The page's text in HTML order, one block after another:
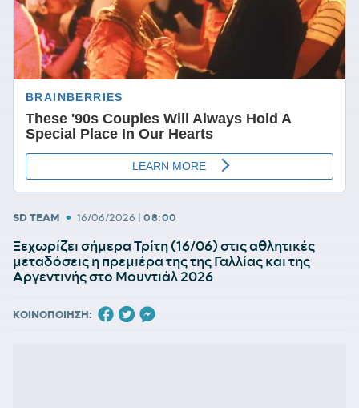
SD TEAM • 16/06/2026 | 08:00
Ξεχωρίζει σήμερα Τρίτη (16/06) στις αθλητικές
μεταδόσεις η πρεμιέρα της της Γαλλίας και της
Αργεντινής στο Μουντιάλ 2026
ΚΟΙΝΟΠΟΙΗΣΗ: